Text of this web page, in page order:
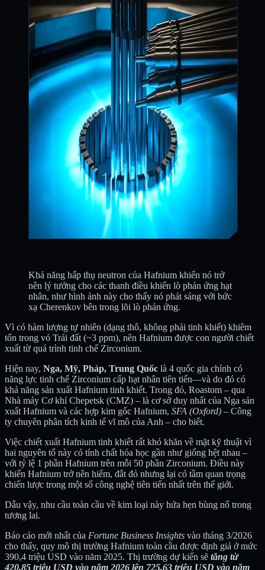
Khả năng hấp thụ neutron của Hafnium khiến nó trở
nên lý tưởng cho các thanh điều khiển lò phản ứng hạt
nhân, như hình ảnh này cho thấy nó phát sáng với bức
xạ Cherenkov bên trong lõi lò phản ứng.
Vì có hàm lượng tự nhiên (dạng thô, không phải tinh khiết) khiêm
tốn trong vỏ Trái đất (~3 ppm), nên Hafnium được con người chiết
xuất từ quá trình tinh chế Zirconium.
Hiện nay, Nga, Mỹ, Pháp, Trung Quốc là 4 quốc gia chính có
năng lực tinh chế Zirconium cấp hạt nhân tiên tiến—và do đó có
khả năng sản xuất Hafnium tinh khiết. Trong đó, Roastom – qua
Nhà máy Cơ khí Chepetsk (CMZ) – là cơ sở duy nhất của Nga sản
xuất Hafnium và các hợp kim gốc Hafnium, SFA (Oxford) – Công
ty chuyên phân tích kinh tế vĩ mô của Anh – cho biết.
Việc chiết xuất Hafnium tinh khiết rất khó khăn về mặt kỹ thuật vì
hai nguyên tố này có tính chất hóa học gần như giống hệt nhau –
với tỷ lệ 1 phần Hafnium trên mỗi 50 phần Zirconium. Điều này
khiến Hafnium trở nên hiếm, đắt đỏ nhưng lại có tầm quan trọng
chiến lược trong một số công nghệ tiên tiến nhất trên thế giới.
Dẫu vậy, nhu cầu toàn cầu về kim loại này hứa hẹn bùng nổ trong
tương lai.
Báo cáo mới nhất của Fortune Business Insights vào tháng 3/2026
cho thấy, quy mô thị trường Hafnium toàn cầu được định giá ở mức
390,4 triệu USD vào năm 2025. Thị trường dự kiến sẽ tăng từ
420,85 triệu USD vào năm 2026 lên 725,63 triệu USD vào năm